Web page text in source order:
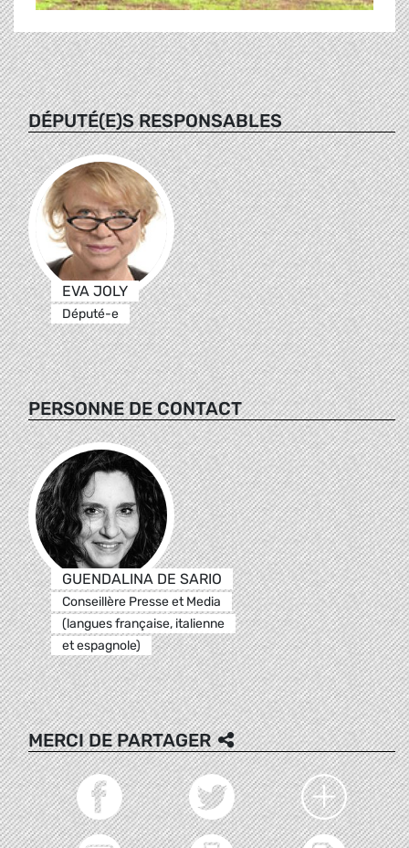
DÉPUTÉ(E)S RESPONSABLES
EVA JOLY
Député-e
PERSONNE DE CONTACT
GUENDALINA DE SARIO
Conseillère Presse et Media
(langues française, italienne
et espagnole)
MERCI DE PARTAGER